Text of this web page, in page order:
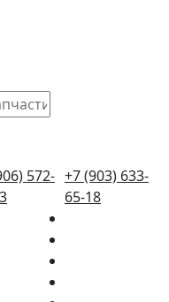
572- +7 (903) 633-
65-18